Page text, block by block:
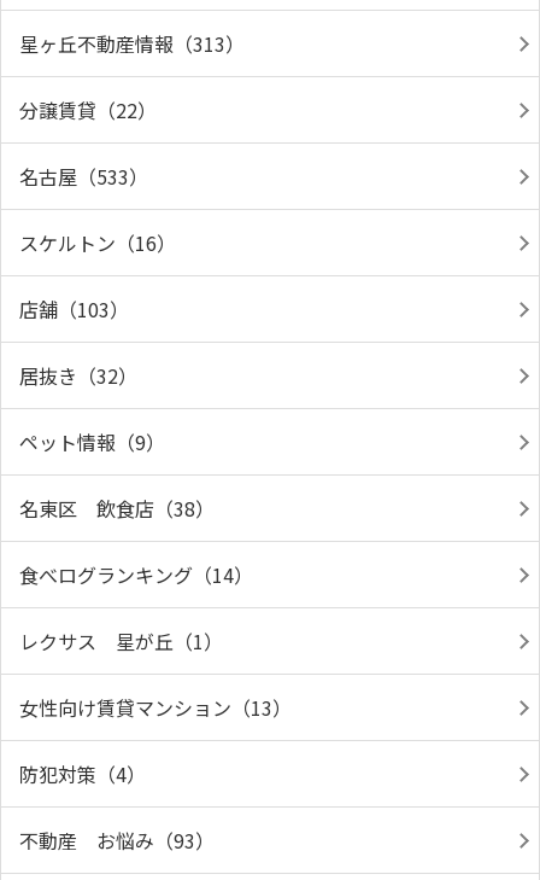
星ヶ丘不動産情報（313）
分譲賃貸（22）
名古屋（533）
スケルトン（16）
店舗（103）
居抜き（32）
ペット情報（9）
名東区 飲食店（38）
食べログランキング（14）
レクサス 星が丘（1）
女性向け賃貸マンション（13）
防犯対策（4）
不動産 お悩み（93）